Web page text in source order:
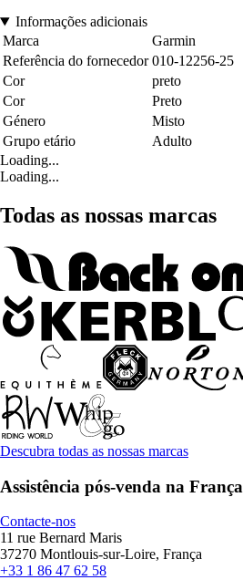
Informações adicionais
Marca
Garmin
Referência do fornecedor 010-12256-25
Cor
preto
Cor
Preto
Género
Misto
Grupo etário
Adulto
Loading...
Loading...
Todas as nossas marcas
Descubra todas as nossas marcas
Assistência pós-venda na França
Contacte-nos
11 rue Bernard Maris
37270 Montlouis-sur-Loire, França
+33 1 86 47 62 58